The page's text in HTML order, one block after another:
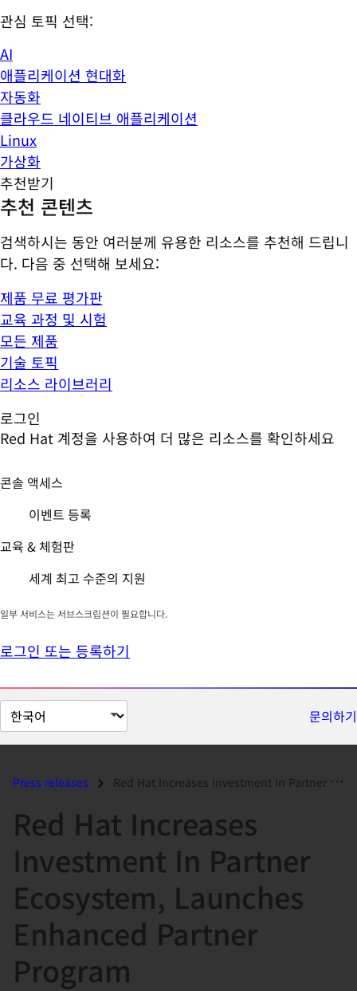
관심 토픽 선택:
AI
애플리케이션 현대화
자동화
클라우드 네이티브 애플리케이션
Linux
가상화
추천받기
추천 콘텐츠
검색하시는 동안 여러분께 유용한 리소스를 추천해 드립니
다. 다음 중 선택해 보세요:
제품 무료 평가판
교육 과정 및 시험
모든 제품
기술 토픽
리소스 라이브러리
로그인
Red Hat 계정을 사용하여 더 많은 리소스를 확인하세요
콘솔 액세스
이벤트 등록
교육 & 체험판
세계 최고 수준의 지원
일부 서비스는 서브스크립션이 필요합니다.
로그인 또는 등록하기
페
이
문의하기
Press releases Red Hat Increases Investment In Partner Ecosystem, Launches Enhanced P...
Red Hat Increases
Investment In Partner
Ecosystem, Launches
Enhanced Partner
Program